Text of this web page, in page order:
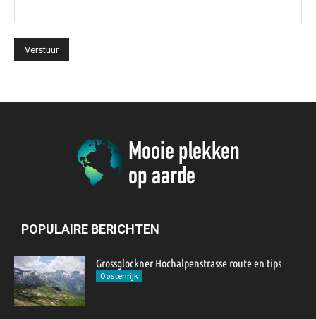
POPULAIRE BERICHTEN
Grossglockner Hochalpenstrasse route en tips
Oostenrijk